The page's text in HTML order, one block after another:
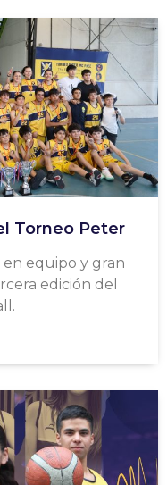
Torneo Peter
en equipo y gran
edición del